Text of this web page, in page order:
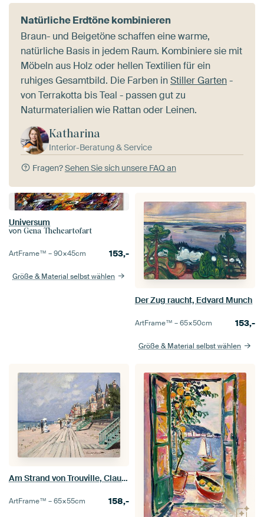
Natürliche Erdtöne kombinieren
Braun- und Beigetöne schaffen eine warme,
natürliche Basis in jedem Raum. Kombiniere sie mit
Möbeln aus Holz oder hellen Textilien für ein
ruhiges Gesamtbild. Die Farben inStiller Garten-
von Terrakotta bis Teal - passen gut zu
Naturmaterialien wie Rattan oder Leinen.
Katharina
Interior-Beratung & Service
Fragen?Sehen Sie sich unsere FAQ an
Universum
von Gena Theheartofart
ArtFrame™ –90×45cm 153,-
Größe & Material selbst wählen
Der Zug raucht, Edvard Munch
ArtFrame™ –65×50cm 153,-
Größe & Material selbst wählen
Am Strand von Trouville, Claude Monet
ArtFrame™ –65×55cm 158,-